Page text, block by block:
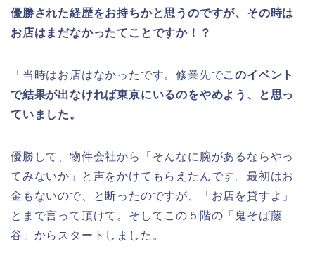
優勝された経歴をお持ちかと思うのですが、その時は
お店はまだなかったてことですか！？
「当時はお店はなかったです。修業先でこのイベント
で結果が出なければ東京にいるのをやめよう、と思っ
ていました。
優勝して、物件会社から「そんなに腕があるならやっ
てみないか」と声をかけてもらえたんです。最初はお
金もないので、と断ったのですが、「お店を貸すよ」
とまで言って頂けて。そしてこの５階の「鬼そば藤
谷」からスタートしました。